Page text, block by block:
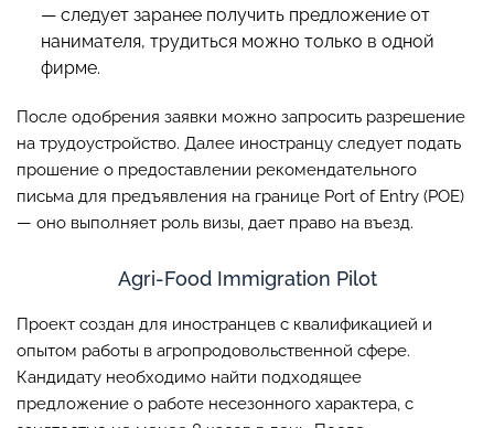
— следует заранее получить предложение от
нанимателя, трудиться можно только в одной
фирме.
После одобрения заявки можно запросить разрешение
на трудоустройство. Далее иностранцу следует подать
прошение о предоставлении рекомендательного
письма для предъявления на границе Port of Entry (POE)
— оно выполняет роль визы, дает право на въезд.
Agri-Food Immigration Pilot
Проект создан для иностранцев с квалификацией и
опытом работы в агропродовольственной сфере.
Кандидату необходимо найти подходящее
предложение о работе несезонного характера, с